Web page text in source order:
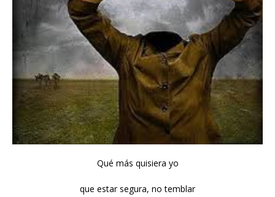
Qué más quisiera yo
que estar segura, no temblar